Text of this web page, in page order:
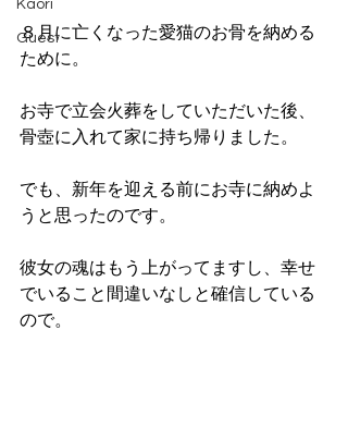
Kaori
Guest
８月に亡くなった愛猫のお骨を納める
ために。
お寺で立会火葬をしていただいた後、
骨壺に入れて家に持ち帰りました。
でも、新年を迎える前にお寺に納めよ
うと思ったのです。
彼女の魂はもう上がってますし、幸せ
でいること間違いなしと確信している
ので。